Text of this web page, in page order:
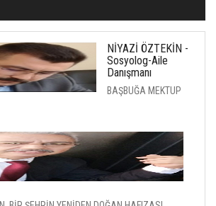
NİYAZİ ÖZTEKİN -
Sosyolog-Aile
Danışmanı
BAŞBUĞA MEKTUP